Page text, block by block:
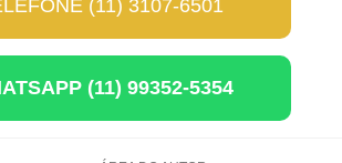
(11) 3107-6501
(11) 99352-5354